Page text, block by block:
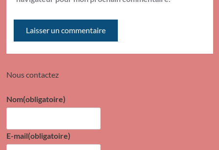
Nous contactez
Nom(obligatoire)
E-mail(obligatoire)